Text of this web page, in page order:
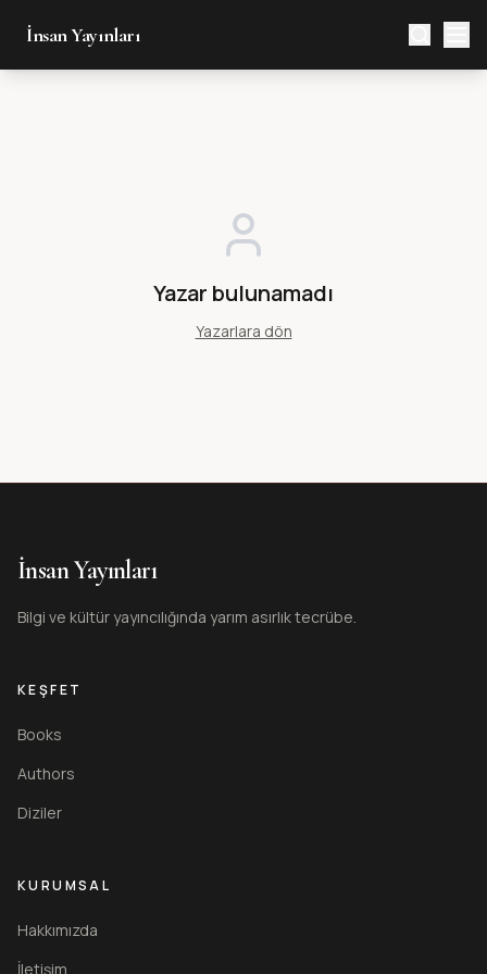
İnsan Yayınları
Yazar bulunamadı
Yazarlara dön
İnsan Yayınları
Bilgi ve kültür yayıncılığında yarım asırlık tecrübe.
KEŞFET
Books
Authors
Diziler
KURUMSAL
Hakkımızda
İletişim